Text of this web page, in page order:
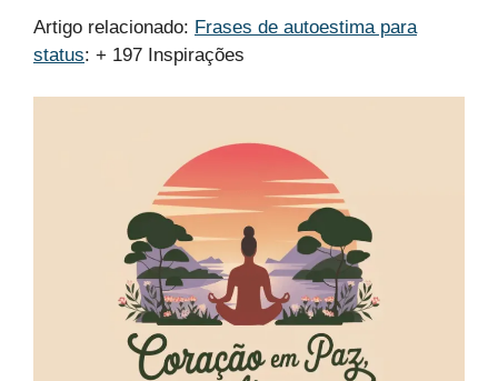
Artigo relacionado: Frases de autoestima para
status: + 197 Inspirações